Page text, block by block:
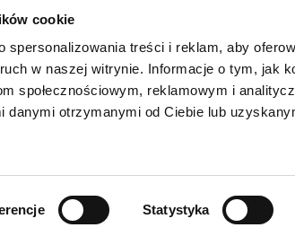
cookie
spersonalizowania treści i reklam, aby
w naszej witrynie. Informacje o tym, jak
społecznościowym, reklamowym i
danymi otrzymanymi od Ciebie lub
Statystyka
Mapa serwisu
Kanały RSS
Porady